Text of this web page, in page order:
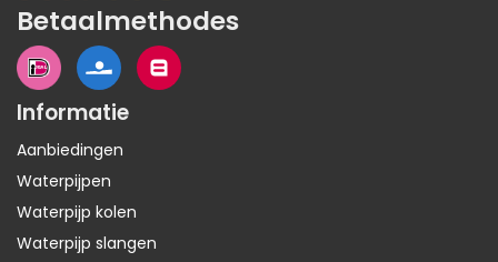
Betaalmethodes
Informatie
Aanbiedingen
Waterpijpen
Waterpijp kolen
Waterpijp slangen